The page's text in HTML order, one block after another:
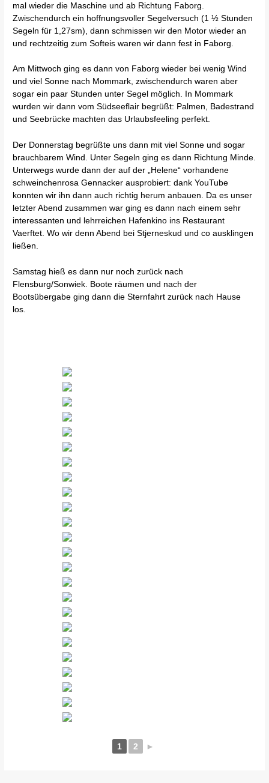
mal wieder die Maschine und ab Richtung Faborg.
Zwischendurch ein hoffnungsvoller Segelversuch (1 ½ Stunden
Segeln für 1,27sm), dann schmissen wir den Motor wieder an
und rechtzeitig zum Softeis waren wir dann fest in Faborg.
Am Mittwoch ging es dann von Faborg wieder bei wenig Wind
und viel Sonne nach Mommark, zwischendurch waren aber
sogar ein paar Stunden unter Segel möglich. In Mommark
wurden wir dann vom Südseeflair begrüßt: Palmen, Badestrand
und Seebrücke machten das Urlaubsfeeling perfekt.
Der Donnerstag begrüßte uns dann mit viel Sonne und sogar
brauchbarem Wind. Unter Segeln ging es dann Richtung Minde.
Unterwegs wurde dann der auf der „Helene“ vorhandene
schweinchenrosa Gennacker ausprobiert: dank YouTube
konnten wir ihn dann auch richtig herum anbauen. Da es unser
letzter Abend zusammen war ging es dann nach einem sehr
interessanten und lehrreichen Hafenkino ins Restaurant
Vaerftet. Wo wir denn Abend bei Stjerneskud und co ausklingen
ließen.
Samstag hieß es dann nur noch zurück nach
Flensburg/Sonwiek. Boote räumen und nach der
Bootsübergabe ging dann die Sternfahrt zurück nach Hause
los.
1 2 ►